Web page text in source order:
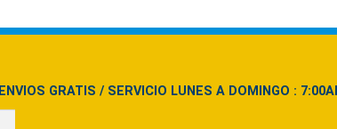
ENVIOS GRATIS / SERVICIO LUNES A DOMINGO :